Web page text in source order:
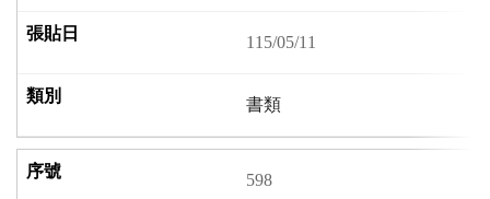
115/05/11
書類
598